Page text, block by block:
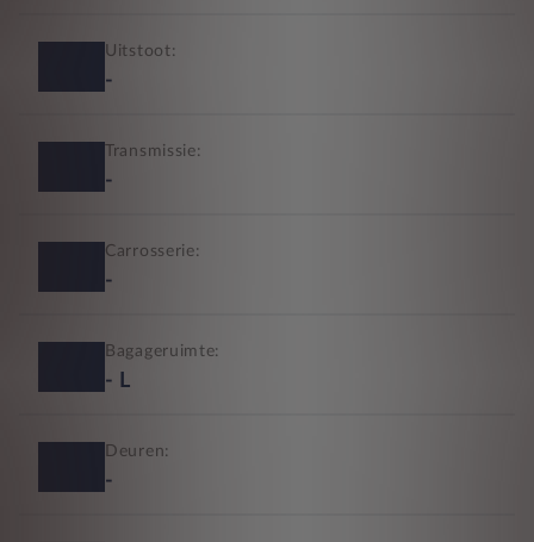
Uitstoot:
-
Transmissie:
-
Carrosserie:
-
Bagageruimte:
- L
Deuren:
-